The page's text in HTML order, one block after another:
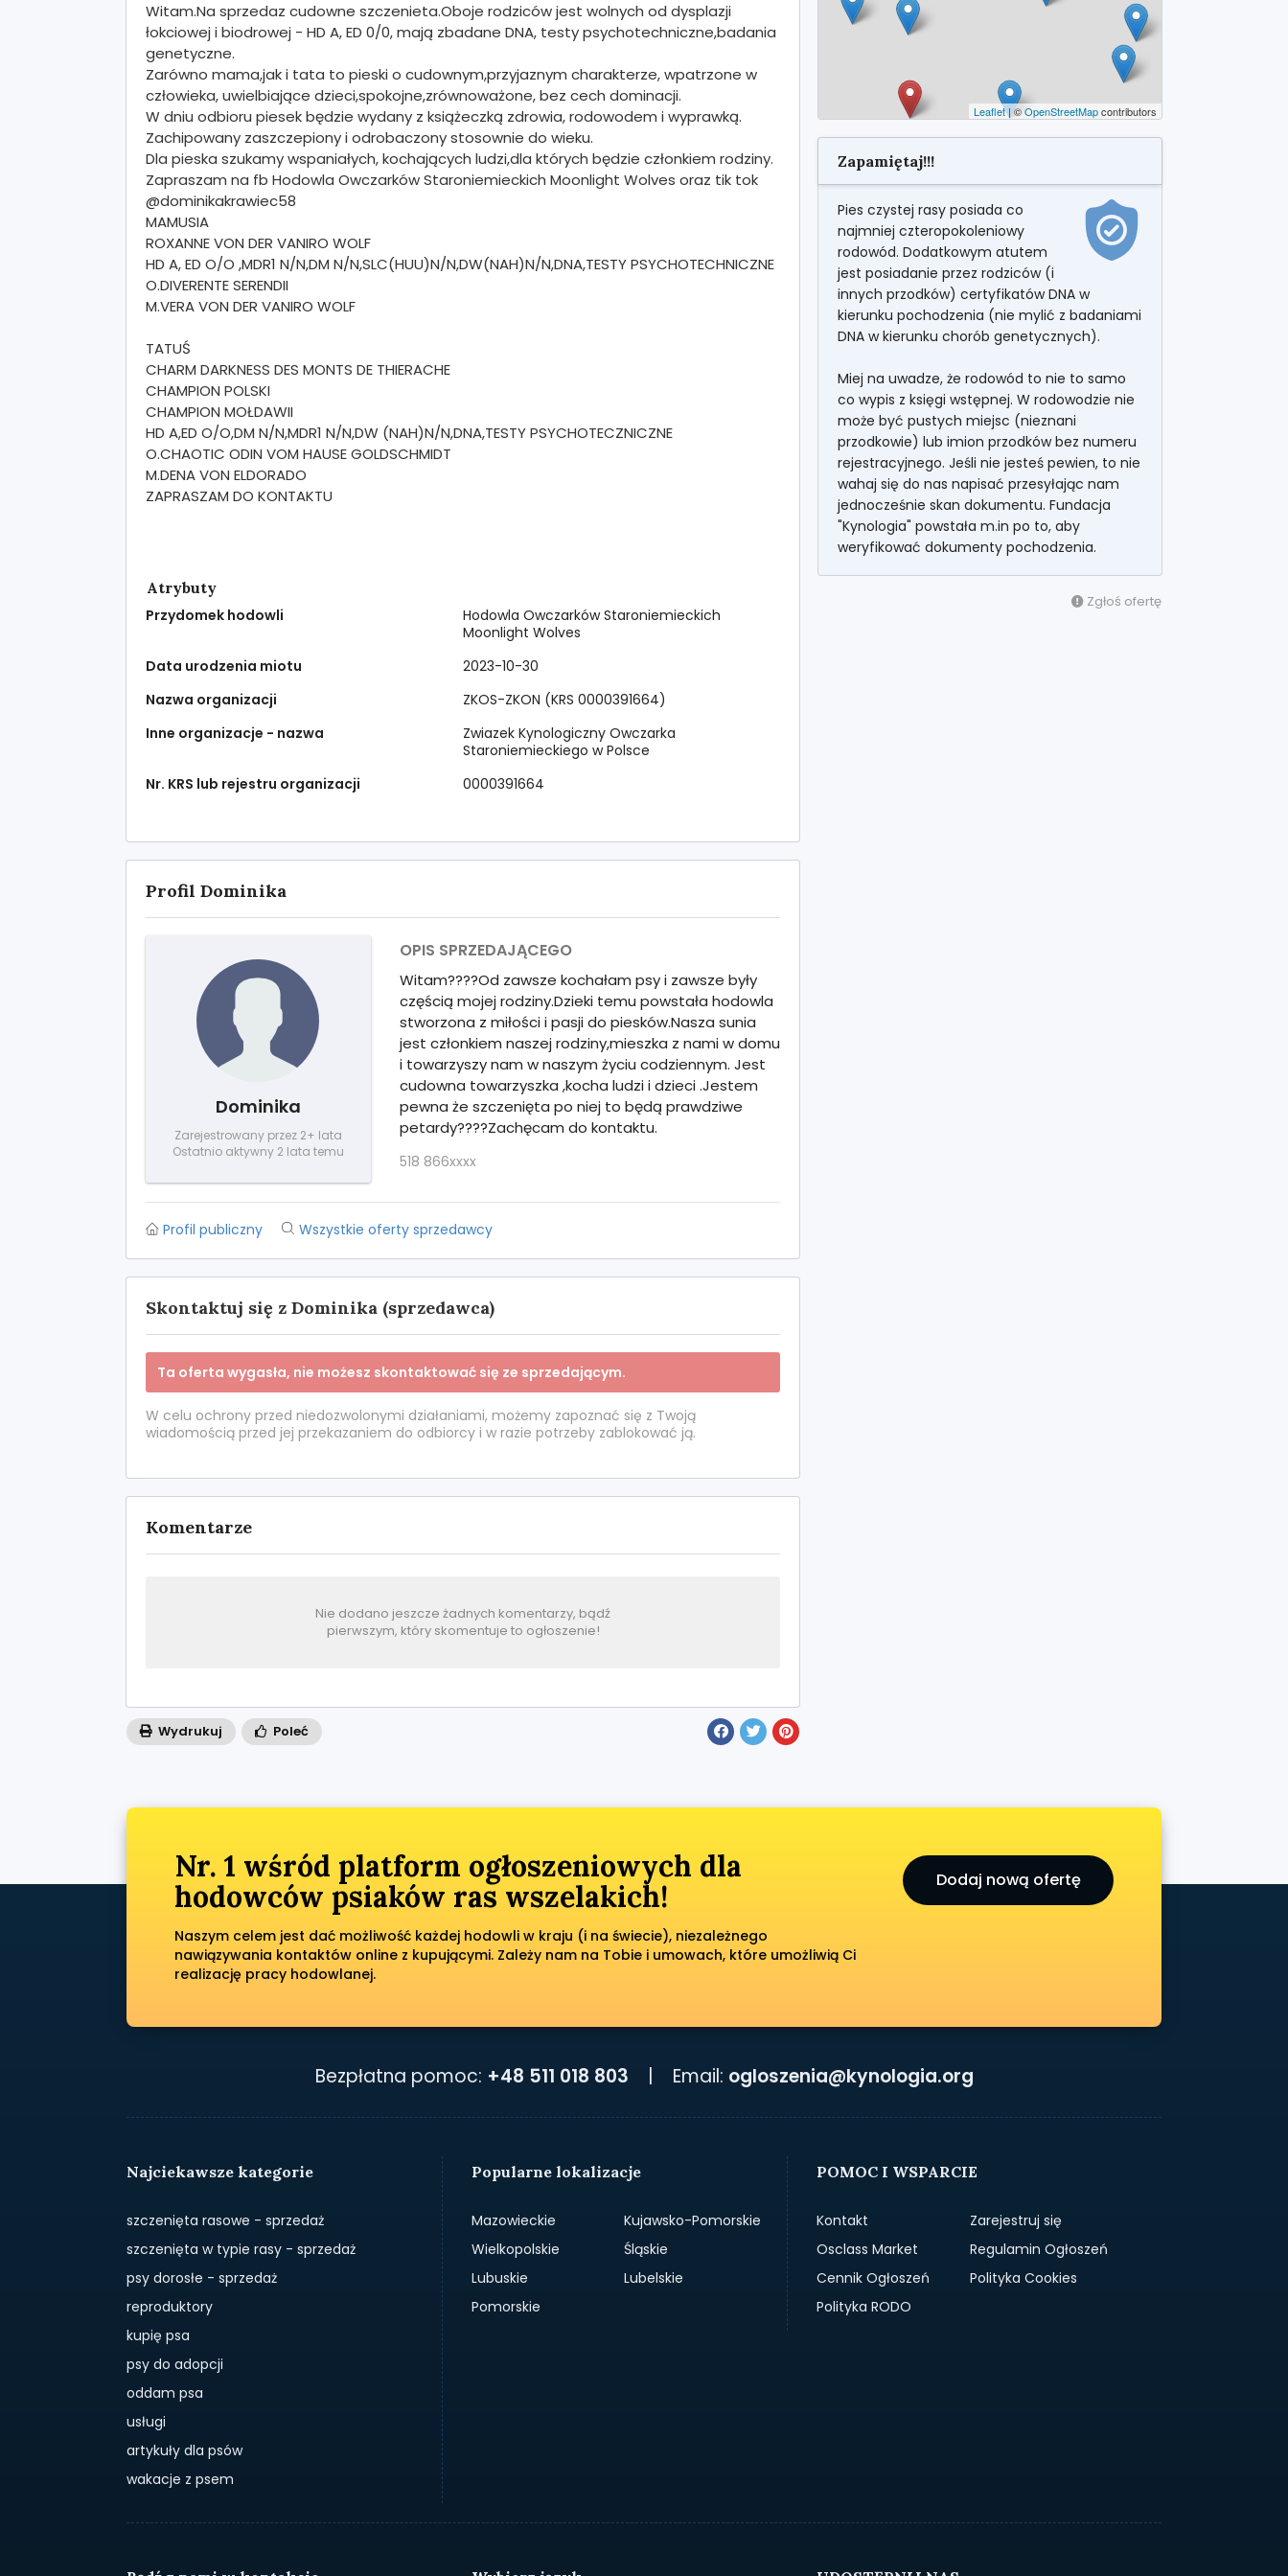
Witam.Na sprzedaz cudowne szczenieta.Oboje rodziców jest wolnych od dysplazji
łokciowej i biodrowej - HD A, ED 0/0, mają zbadane DNA, testy psychotechniczne,badania
genetyczne.
Zarówno mama,jak i tata to pieski o cudownym,przyjaznym charakterze, wpatrzone w
człowieka, uwielbiające dzieci,spokojne,zrównoważone, bez cech dominacji.
W dniu odbioru piesek będzie wydany z książeczką zdrowia, rodowodem i wyprawką.
Zachipowany zaszczepiony i odrobaczony stosownie do wieku.
Dla pieska szukamy wspaniałych, kochających ludzi,dla których będzie członkiem rodziny.
Zapraszam na fb Hodowla Owczarków Staroniemieckich Moonlight Wolves oraz tik tok
@dominikakrawiec58
MAMUSIA
ROXANNE VON DER VANIRO WOLF
HD A, ED O/O ,MDR1 N/N,DM N/N,SLC(HUU)N/N,DW(NAH)N/N,DNA,TESTY PSYCHOTECHNICZNE
O.DIVERENTE SERENDII
M.VERA VON DER VANIRO WOLF
TATUŚ
CHARM DARKNESS DES MONTS DE THIERACHE
CHAMPION POLSKI
CHAMPION MOŁDAWII
HD A,ED O/O,DM N/N,MDR1 N/N,DW (NAH)N/N,DNA,TESTY PSYCHOTECZNICZNE
O.CHAOTIC ODIN VOM HAUSE GOLDSCHMIDT
M.DENA VON ELDORADO
ZAPRASZAM DO KONTAKTU
Atrybuty
Przydomek hodowli
Hodowla Owczarków Staroniemieckich
Moonlight Wolves
Data urodzenia miotu
2023-10-30
Nazwa organizacji
ZKOS-ZKON (KRS 0000391664)
Inne organizacje - nazwa
Zwiazek Kynologiczny Owczarka
Staroniemieckiego w Polsce
Nr. KRS lub rejestru organizacji
0000391664
Profil Dominika
Dominika
Zarejestrowany przez 2+ lata
Ostatnio aktywny 2 lata temu
OPIS SPRZEDAJĄCEGO
Witam????Od zawsze kochałam psy i zawsze były
częścią mojej rodziny.Dzieki temu powstała hodowla
stworzona z miłości i pasji do piesków.Nasza sunia
jest członkiem naszej rodziny,mieszka z nami w domu
i towarzyszy nam w naszym życiu codziennym. Jest
cudowna towarzyszka ,kocha ludzi i dzieci .Jestem
pewna że szczenięta po niej to będą prawdziwe
petardy????Zachęcam do kontaktu.
518 866xxxx
Profil publiczny Wszystkie oferty sprzedawcy
Skontaktuj się z Dominika (sprzedawca)
Ta oferta wygasła, nie możesz skontaktować się ze sprzedającym.
W celu ochrony przed niedozwolonymi działaniami, możemy zapoznać się z Twoją
wiadomością przed jej przekazaniem do odbiorcy i w razie potrzeby zablokować ją.
Komentarze
Nie dodano jeszcze żadnych komentarzy, bądź
pierwszym, który skomentuje to ogłoszenie!
Wydrukuj Poleć
Leaflet| ©OpenStreetMapcontributors
Zapamiętaj!!!
Pies czystej rasy posiada co
najmniej czteropokoleniowy
rodowód. Dodatkowym atutem
jest posiadanie przez rodziców (i
innych przodków) certyfikatów DNA w
kierunku pochodzenia (nie mylić z badaniami
DNA w kierunku chorób genetycznych).
Miej na uwadze, że rodowód to nie to samo
co wypis z księgi wstępnej. W rodowodzie nie
może być pustych miejsc (nieznani
przodkowie) lub imion przodków bez numeru
rejestracyjnego. Jeśli nie jesteś pewien, to nie
wahaj się do nas napisać przesyłając nam
jednocześnie skan dokumentu. Fundacja
"Kynologia" powstała m.in po to, aby
weryfikować dokumenty pochodzenia.
Zgłoś ofertę
Nr. 1 wśród platform ogłoszeniowych dla
hodowców psiaków ras wszelakich!
Naszym celem jest dać możliwość każdej hodowli w kraju (i na świecie), niezależnego
nawiązywania kontaktów online z kupującymi. Zależy nam na Tobie i umowach, które umożliwią Ci
realizację pracy hodowlanej.
Dodaj nową ofertę
Bezpłatna pomoc: +48 511 018 803 | Email: ogloszenia@kynologia.org
Najciekawsze kategorie
szczenięta rasowe - sprzedaż
szczenięta w typie rasy - sprzedaż
psy dorosłe - sprzedaż
reproduktory
kupię psa
psy do adopcji
oddam psa
usługi
artykuły dla psów
wakacje z psem
Popularne lokalizacje
Mazowieckie
Kujawsko-Pomorskie
Wielkopolskie
Śląskie
Lubuskie
Lubelskie
Pomorskie
POMOC I WSPARCIE
Kontakt
Zarejestruj się
Osclass Market
Regulamin Ogłoszeń
Cennik Ogłoszeń
Polityka Cookies
Polityka RODO